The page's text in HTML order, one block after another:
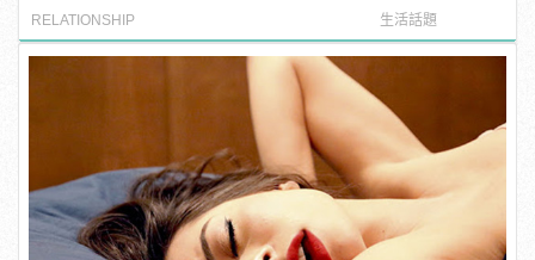
特越有魅力
RELATIONSHIP 生活話題